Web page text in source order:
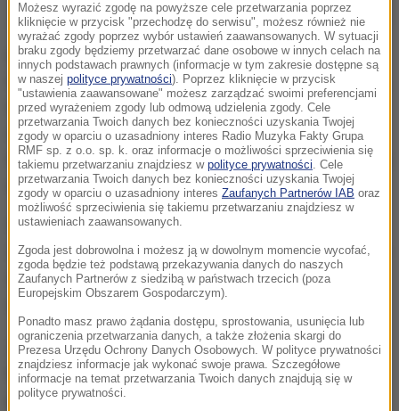
Ławrow podkreślił na konferencji prasowej, że gdy
tylko porozumienie w tej sprawie zostanie osiągnięte,
to rebelianci, którzy odmówią opuszczenia
obleganych części miasta, będą traktowani jak
terroryści i Rosja będzie wspierała operację syryjskiej
armii przeciwko nim.
Szef rosyjskiej dyplomacji dodał, że Rosja i Stany
Zjednoczone rozpoczną we wtorek wieczorem lub w
środę rano w Genewie rozmowy na temat
wycofywania rebeliantów z Aleppo.
Zastrzegł, że rezolucja ONZ w sprawie zawieszenia
broni byłaby przeciwskuteczna, ponieważ rozejm
pozwoliłby rebeliantom na przegrupowanie. Ławrow
Możesz wyrazić zgodę na powyższe cele przetwarzania poprzez
kliknięcie w przycisk "przechodzę do serwisu", możesz również nie
wyrażać zgody poprzez wybór ustawień zaawansowanych. W sytuacji
braku zgody będziemy przetwarzać dane osobowe w innych celach na
innych podstawach prawnych (informacje w tym zakresie dostępne są
w naszej polityce prywatności). Poprzez kliknięcie w przycisk
"ustawienia zaawansowane" możesz zarządzać swoimi preferencjami
przed wyrażeniem zgody lub odmową udzielenia zgody. Cele
przetwarzania Twoich danych bez konieczności uzyskania Twojej
zgody w oparciu o uzasadniony interes Radio Muzyka Fakty Grupa
RMF sp. z o.o. sp. k. oraz informacje o możliwości sprzeciwienia się
takiemu przetwarzaniu znajdziesz w polityce prywatności . Cele
przetwarzania Twoich danych bez konieczności uzyskania Twojej
zgody w oparciu o uzasadniony interes Zaufanych Partnerów IAB oraz
możliwość sprzeciwienia się takiemu przetwarzaniu znajdziesz w
ustawieniach zaawansowanych.
Zgoda jest dobrowolna i możesz ją w dowolnym momencie wycofać,
zgoda będzie też podstawą przekazywania danych do naszych
Zaufanych Partnerów z siedzibą w państwach trzecich (poza
Europejskim Obszarem Gospodarczym).
Ponadto masz prawo żądania dostępu, sprostowania, usunięcia lub
ograniczenia przetwarzania danych, a także złożenia skargi do
Prezesa Urzędu Ochrony Danych Osobowych. W polityce prywatności
znajdziesz informacje jak wykonać swoje prawa. Szczegółowe
informacje na temat przetwarzania Twoich danych znajdują się w
polityce prywatności.